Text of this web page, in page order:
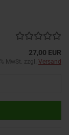
27,00 EUR
MwSt. zzgl. Versand